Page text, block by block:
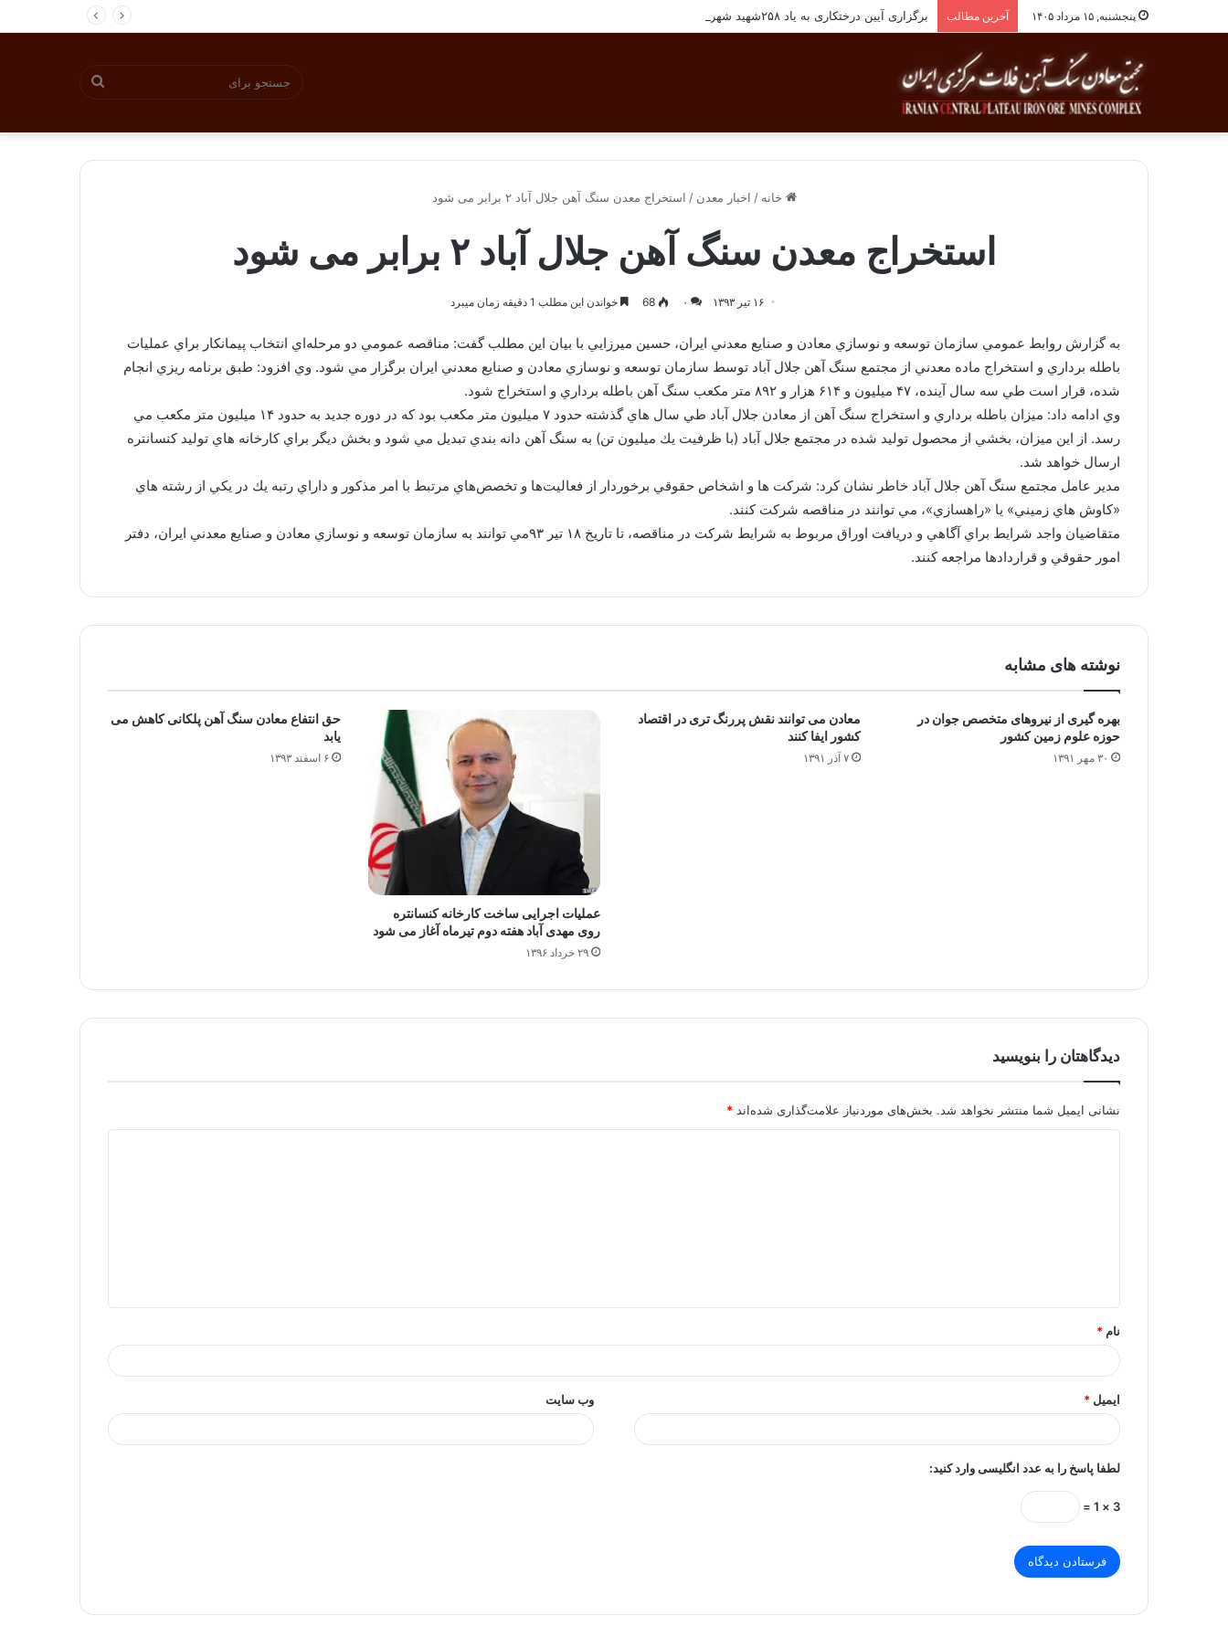
پنجشنبه, ۱۵ مرداد ۱۴۰۵ آخرین مطالب برگزاری آیین درختکاری به یاد ۲۵۸شهید شهرستان بافق
خانه / اخبار معدن / استخراج معدن سنگ آهن جلال آباد ۲ برابر می شود
استخراج معدن سنگ آهن جلال آباد ۲ برابر می شود
۱۶ تیر ۱۳۹۳ ۰ 68 خواندن این مطلب 1 دقیقه زمان میبرد
به گزارش روابط عمومي سازمان توسعه و نوسازي معادن و صنايع معدني ايران، حسين ميرزايي با بيان اين مطلب گفت: مناقصه عمومي دو مرحله‌اي انتخاب پيمانكار براي عمليات
باطله برداري و استخراج ماده معدني از مجتمع سنگ آهن جلال آباد توسط سازمان توسعه و نوسازي معادن و صنايع معدني ايران برگزار مي شود. وي افزود: طبق برنامه ريزي انجام
شده، قرار است طي سه سال آينده، ۴۷ ميليون و ۶۱۴ هزار و ۸۹۲ متر مكعب سنگ آهن باطله برداري و استخراج شود.
وي ادامه داد: ميزان باطله برداري و استخراج سنگ آهن از معادن جلال آباد طي سال هاي گذشته حدود ۷ ميليون متر مكعب بود كه در دوره جديد به حدود ۱۴ ميليون متر مكعب مي
رسد. از اين ميزان، بخشي از محصول توليد شده در مجتمع جلال آباد (با ظرفيت يك ميليون تن) به سنگ آهن دانه بندي تبديل مي شود و بخش ديگر براي كارخانه هاي توليد كنسانتره
ارسال خواهد شد.
مدير عامل مجتمع سنگ آهن جلال آباد خاطر نشان كرد: شركت ها و اشخاص حقوقي برخوردار از فعاليت‌ها و تخصص‌هاي مرتبط با امر مذكور و داراي رتبه يك در يكي از رشته هاي
«كاوش هاي زميني» يا «راهسازي»، مي توانند در مناقصه شركت كنند.
متقاضيان واجد شرايط براي آگاهي و دريافت اوراق مربوط به شرايط شركت در مناقصه، تا تاريخ ۱۸ تير ۹۳مي توانند به سازمان توسعه و نوسازي معادن و صنايع معدني ايران، دفتر
امور حقوقي و قراردادها مراجعه كنند.
نوشته های مشابه
بهره گیری از نیروهای متخصص جوان در
حوزه علوم زمین کشور
۳۰ مهر ۱۳۹۱
معادن می توانند نقش پررنگ تری در اقتصاد
کشور ایفا کنند
۷ آذر ۱۳۹۱
عملیات اجرایی ساخت کارخانه کنسانتره
روی مهدی آباد هفته دوم تیرماه آغاز می شود
۲۹ خرداد ۱۳۹۶
حق انتفاع معادن سنگ آهن پلکانی کاهش می
یابد
۶ اسفند ۱۳۹۳
دیدگاهتان را بنویسید
نشانی ایمیل شما منتشر نخواهد شد. بخش‌های موردنیاز علامت‌گذاری شده‌اند *
*
نام *
ایمیل * وب‌ سایت
لطفا پاسخ را به عدد انگلیسی وارد کنید:
3 × 1 =